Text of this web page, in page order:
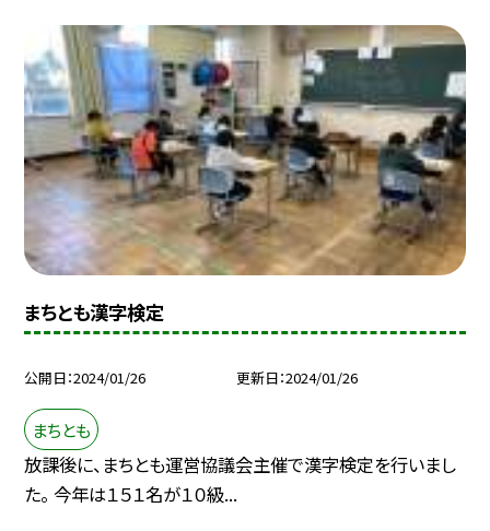
まちとも漢字検定
公開日 2024/01/26 更新日 2024/01/26
まちとも
放課後に、まちとも運営協議会主催で漢字検定を行いまし
た。 今年は１５１名が１０級...